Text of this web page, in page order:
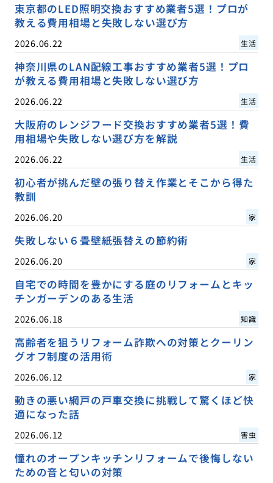
東京都のLED照明交換おすすめ業者5選！プロが
教える費用相場と失敗しない選び方
2026.06.22 生活
神奈川県のLAN配線工事おすすめ業者5選！プロ
が教える費用相場と失敗しない選び方
2026.06.22 生活
大阪府のレンジフード交換おすすめ業者5選！費
用相場や失敗しない選び方を解説
2026.06.22 生活
初心者が挑んだ壁の張り替え作業とそこから得た
教訓
2026.06.20 家
失敗しない６畳壁紙張替えの節約術
2026.06.20 家
自宅での時間を豊かにする庭のリフォームとキッ
チンガーデンのある生活
2026.06.18 知識
高齢者を狙うリフォーム詐欺への対策とクーリン
グオフ制度の活用術
2026.06.12 家
動きの悪い網戸の戸車交換に挑戦して驚くほど快
適になった話
2026.06.12 害虫
憧れのオープンキッチンリフォームで後悔しない
ための音と匂いの対策